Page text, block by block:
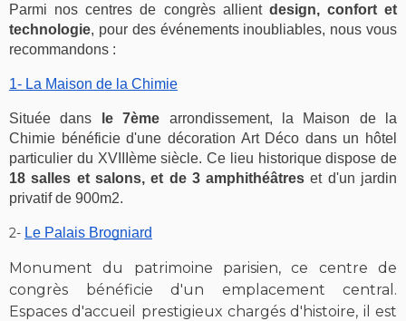
Parmi nos centres de congrès allient design, confort et
technologie, pour des événements inoubliables, nous vous
recommandons :
1- La Maison de la Chimie
Située dans le 7ème arrondissement, la Maison de la
Chimie bénéficie d'une décoration Art Déco dans un hôtel
particulier du XVIIIème siècle. Ce lieu historique dispose de
18 salles et salons, et de 3 amphithéâtres et d'un jardin
privatif de 900m2.
2- Le Palais Brogniard
Monument du patrimoine parisien, ce centre de
congrès bénéficie d'un emplacement central.
Espaces d'accueil prestigieux chargés d'histoire, il est